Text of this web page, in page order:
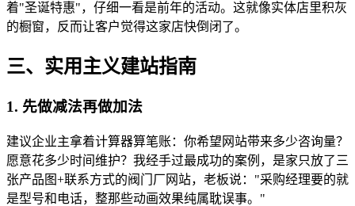
着"圣诞特惠"，仔细一看是前年的活动。这就像实体店里积灰
的橱窗，反而让客户觉得这家店快倒闭了。
三、实用主义建站指南
1. 先做减法再做加法
建议企业主拿着计算器算笔账：你希望网站带来多少咨询量？
愿意花多少时间维护？我经手过最成功的案例，是家只放了三
张产品图+联系方式的阀门厂网站，老板说："采购经理要的就
是型号和电话，整那些动画效果纯属耽误事。"